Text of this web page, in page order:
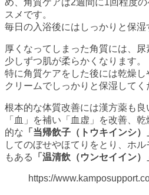
め、角質ケアは2週間に1回程度
スメです。
毎日の入浴後にはしっかりと保湿
厚くなってしまった角質には、
少しずつ肌が柔らかくなります。
特に角質ケアをした後には乾燥
クリームでしっかりと保湿してく
根本的な体質改善には漢方薬も良
「血」を補い「血虚」を改善、
的な 「当帰飲子（トウキインシ）
してのぼせやほてりをとり、ホ
もある
「温清飲（ウンセイイン）
https://